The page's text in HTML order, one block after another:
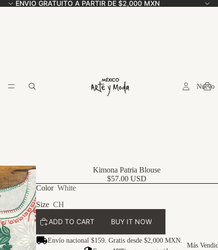
ENVIO GRATUITO A PARTIR DE $2,000 MXN
Nuevo
Más
Kimona Patria Blouse
$57.00 USD
Color White
Size CH
ADD TO CART BUY IT NOW
Envío nacional $159. Gratis desde $2,000 MXN.